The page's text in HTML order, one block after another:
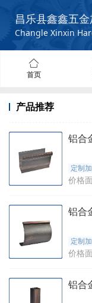
昌乐县鑫鑫五
Changle Xinxin
首页
产品推荐
铝合
定制
价格
铝合
定制
价格
铝合